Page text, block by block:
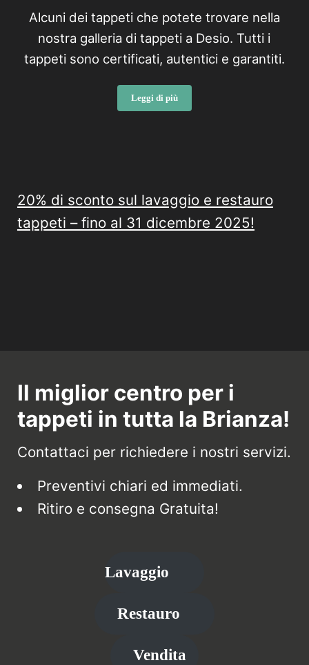
Alcuni dei tappeti che potete trovare nella
nostra galleria di tappeti a Desio. Tutti i
tappeti sono certificati, autentici e garantiti.
Leggi di piùVendita Tappeti Desio
Post successivo:
20% di sconto sul lavaggio e restauro
tappeti – fino al 31 dicembre 2025!
Il miglior centro per i
tappeti in tutta la Brianza!
Contattaci per richiedere i nostri servizi.
Preventivi chiari ed immediati.
Ritiro e consegna Gratuita!
Lavaggio
Restauro
Vendita